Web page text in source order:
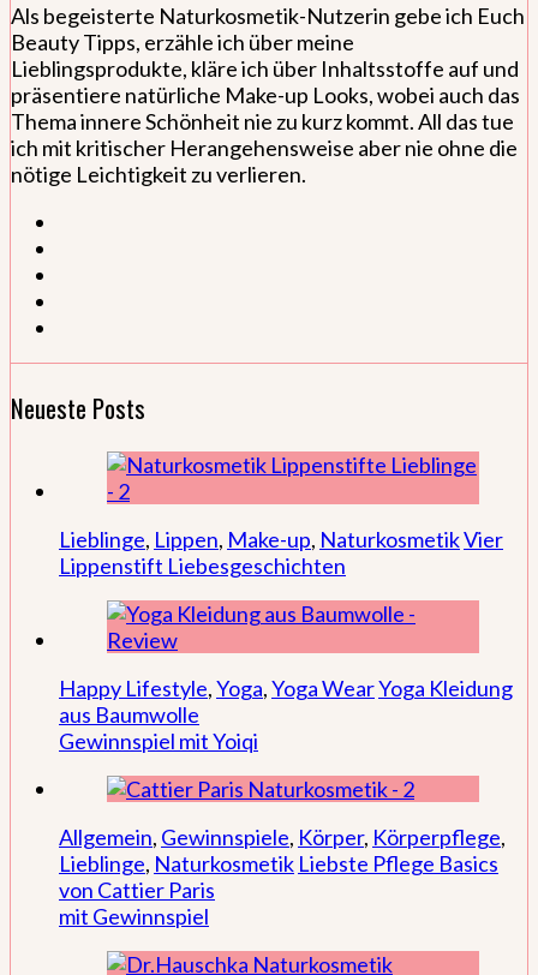
Als begeisterte Naturkosmetik-Nutzerin gebe ich Euch
Beauty Tipps, erzähle ich über meine
Lieblingsprodukte, kläre ich über Inhaltsstoffe auf und
präsentiere natürliche Make-up Looks, wobei auch das
Thema innere Schönheit nie zu kurz kommt. All das tue
ich mit kritischer Herangehensweise aber nie ohne die
nötige Leichtigkeit zu verlieren.
Neueste Posts
Lieblinge, Lippen, Make-up, NaturkosmetikVier
Lippenstift Liebesgeschichten
Happy Lifestyle,Yoga,Yoga WearYoga Kleidung
aus Baumwolle
Gewinnspiel mit Yoiqi
Allgemein, Gewinnspiele, Körper, Körperpflege,
Lieblinge, Naturkosmetik Liebste Pflege Basics
von Cattier Paris
mit Gewinnspiel